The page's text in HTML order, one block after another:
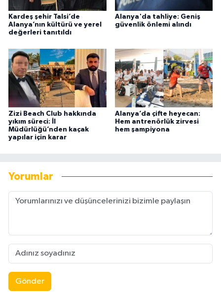
Kardeş şehir Talsi’de
Alanya’nın kültürü ve yerel
değerleri tanıtıldı
Alanya'da tahliye: Geniş
güvenlik önlemi alındı
Zizi Beach Club hakkında
yıkım süreci: İl
Müdürlüğü’nden kaçak
yapılar için karar
Alanya’da çifte heyecan:
Hem antrenörlük zirvesi
hem şampiyona
Yorumlar
Gönder